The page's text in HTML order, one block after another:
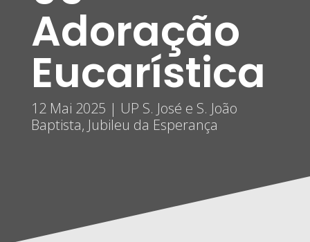
Adoração
Eucarística
12 Mai 2025 | UP S. José e S. João
Baptista, Jubileu da Esperança